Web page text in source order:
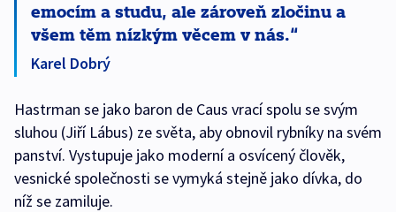
emocím a studu, ale zároveň zločinu a
všem těm nízkým věcem v nás.
Karel Dobrý
Hastrman se jako baron de Caus vrací spolu se svým
sluhou (Jiří Lábus) ze světa, aby obnovil rybníky na svém
panství. Vystupuje jako moderní a osvícený člověk,
vesnické společnosti se vymyká stejně jako dívka, do
níž se zamiluje.